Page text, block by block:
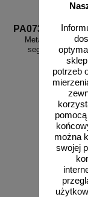
potrzeb
można
swojej
PA073
Metal 2 - znak
segregacja
od
7,25 zł
do